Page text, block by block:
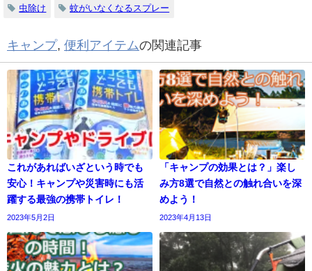
虫除け 蚊がいなくなるスプレー
キャンプ, 便利アイテムの関連記事
これがあればいざという時でも
安心！キャンプや災害時にも活
躍する最強の携帯トイレ！
2023年5月2日
「キャンプの効果とは？」楽し
み方8選で自然との触れ合いを深
めよう！
2023年4月13日